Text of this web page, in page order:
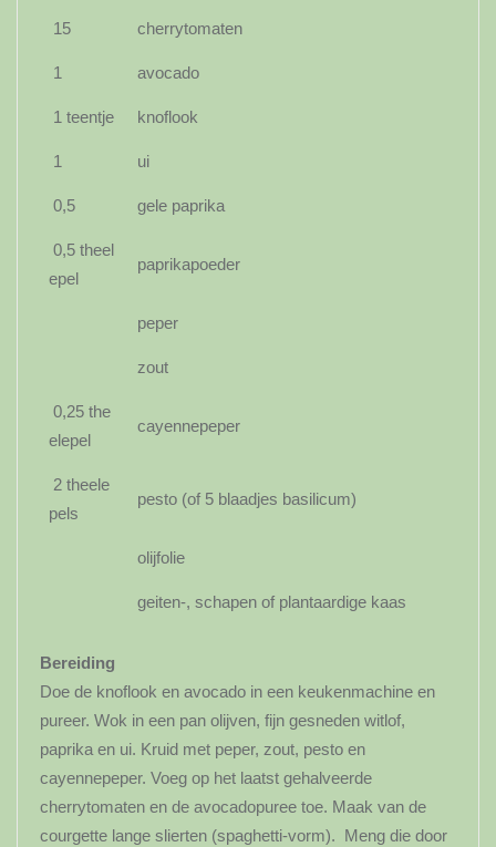
15 cherrytomaten
1 avocado
1 teentje knoflook
1 ui
0,5 gele paprika
0,5 theel
epel
paprikapoeder
peper
zout
0,25 the
elepel
cayennepeper
2 theele
pels
pesto (of 5 blaadjes basilicum)
olijfolie
geiten-, schapen of plantaardige kaas
Bereiding
Doe de knoflook en avocado in een keukenmachine en
pureer. Wok in een pan olijven, fijn gesneden witlof,
paprika en ui. Kruid met peper, zout, pesto en
cayennepeper. Voeg op het laatst gehalveerde
cherrytomaten en de avocadopuree toe. Maak van de
courgette lange slierten (spaghetti-vorm). Meng die door